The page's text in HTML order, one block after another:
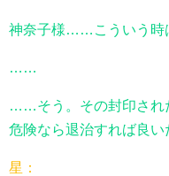
神奈子様……こういう時
……
……そう。その封印され
危険なら退治すれば良い
星：